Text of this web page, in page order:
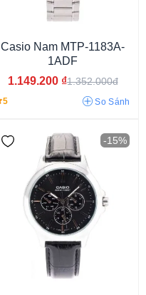
Casio Nam MTP-1183A-
1ADF
1.149.200 ₫1.352.000đ
5 So Sánh
-15%